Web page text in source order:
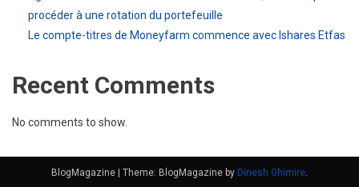
procéder à une rotation du portefeuille
Le compte-titres de Moneyfarm commence avec Ishares Etfas
Recent Comments
No comments to show.
BlogMagazine | Theme: BlogMagazine by Dinesh Ghimire.